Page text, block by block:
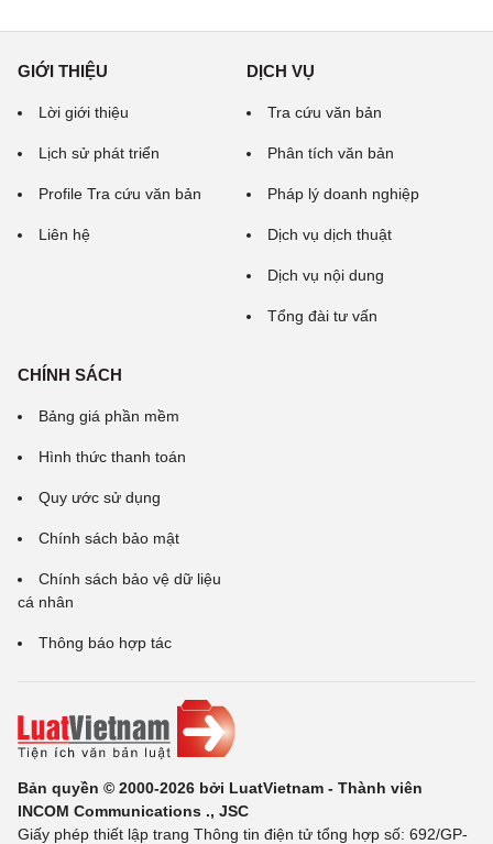
GIỚI THIỆU
Lời giới thiệu
Lịch sử phát triển
Profile Tra cứu văn bản
Liên hệ
DỊCH VỤ
Tra cứu văn bản
Phân tích văn bản
Pháp lý doanh nghiệp
Dịch vụ dịch thuật
Dịch vụ nội dung
Tổng đài tư vấn
CHÍNH SÁCH
Bảng giá phần mềm
Hình thức thanh toán
Quy ước sử dụng
Chính sách bảo mật
Chính sách bảo vệ dữ liệu
cá nhân
Thông báo hợp tác
Bản quyền © 2000-2026 bởi LuatVietnam - Thành viên
INCOM Communications ., JSC
Giấy phép thiết lập trang Thông tin điện tử tổng hợp số: 692/GP-